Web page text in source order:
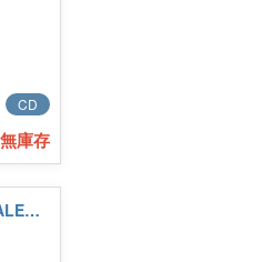
CD
無庫存
我的血腥情人／MY BLOODY VALENTINE